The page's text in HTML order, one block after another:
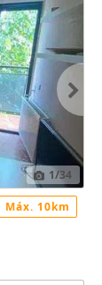
1/34
Máx. 10km